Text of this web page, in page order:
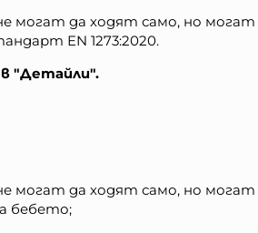
могат да ходят само, но
EN 1273:2020.
"Детайли".
могат да ходят само, но
бебето;